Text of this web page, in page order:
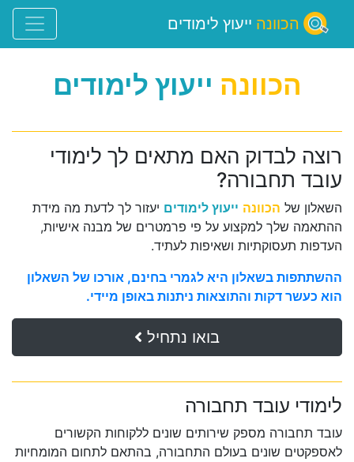
הכוונה ייעוץ לימודים
הכוונה ייעוץ לימודים
רוצה לבדוק האם מתאים לך לימודי
עובד תחבורה?
השאלון של הכוונה ייעוץ לימודים יעזור לך לדעת מה מידת
ההתאמה שלך למקצוע על פי פרמטרים של מבנה אישיות,
העדפות תעסוקתיות ושאיפות לעתיד.
ההשתתפות בשאלון היא לגמרי בחינם, אורכו של השאלון
הוא כעשר דקות והתוצאות ניתנות באופן מיידי.
בואו נתחיל
לימודי עובד תחבורה
עובד תחבורה מספק שירותים שונים ללקוחות הקשורים
לאספקטים שונים בעולם התחבורה, בהתאם לתחום המומחיות